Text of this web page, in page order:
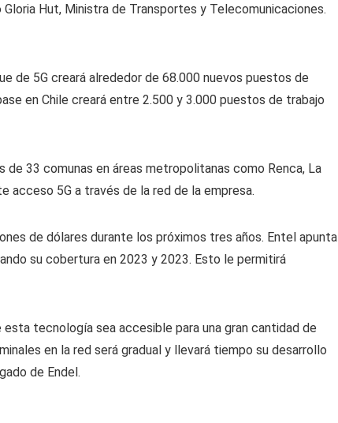
Hut, Ministra de Transportes y Telecomunicaciones.
de 5G creará alrededor de 68.000 nuevos puestos de
en Chile creará entre 2.500 y 3.000 puestos de trabajo
33 comunas en áreas metropolitanas como Renca, La
acceso 5G a través de la red de la empresa.
de dólares durante los próximos tres años. Entel apunta
su cobertura en 2023 y 2023. Esto le permitirá
tecnología sea accesible para una gran cantidad de
en la red será gradual y llevará tiempo su desarrollo
de Endel.